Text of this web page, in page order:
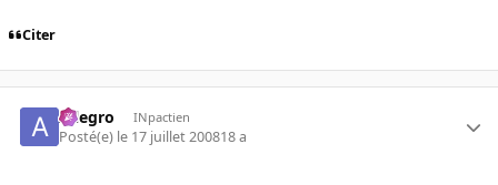
Citer
Allegro INpactien
Posté(e) le 17 juillet 200818 a